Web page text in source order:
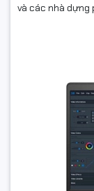
và các nhà dựng